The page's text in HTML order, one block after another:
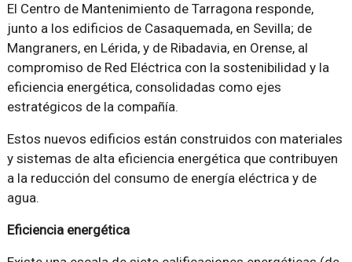
El Centro de Mantenimiento de Tarragona responde,
junto a los edificios de Casaquemada, en Sevilla; de
Mangraners, en Lérida, y de Ribadavia, en Orense, al
compromiso de Red Eléctrica con la sostenibilidad y la
eficiencia energética, consolidadas como ejes
estratégicos de la compañía.
Estos nuevos edificios están construidos con materiales
y sistemas de alta eficiencia energética que contribuyen
a la reducción del consumo de energía eléctrica y de
agua.
Eficiencia energética